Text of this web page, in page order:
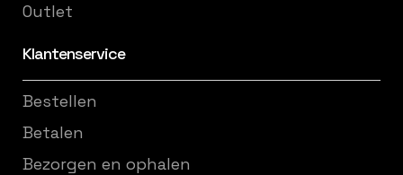
Outlet
Klantenservice
Bestellen
Betalen
Bezorgen en ophalen